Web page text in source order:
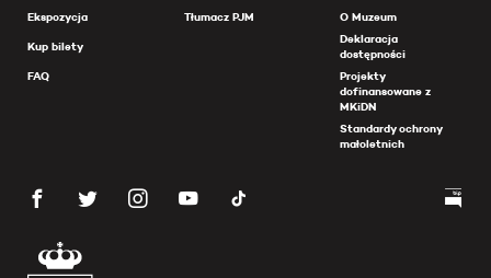
Ekspozycja
Kup bilety
FAQ
Tłumacz PJM
O Muzeum
Deklaracja
dostępności
Projekty
dofinansowane z
MKiDN
Standardy ochrony
małoletnich